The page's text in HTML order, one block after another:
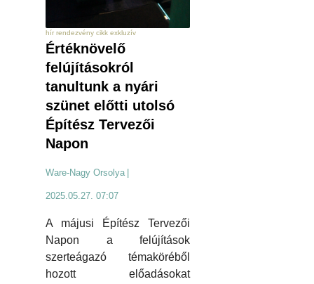
hír rendezvény cikk exkluzív
Értéknövelő
felújításokról
tanultunk a nyári
szünet előtti utolsó
Építész Tervezői
Napon
Ware-Nagy Orsolya
2025.05.27. 07:07
A májusi Építész Tervezői
Napon a felújítások
szerteágazó témaköréből
hozott előadásokat